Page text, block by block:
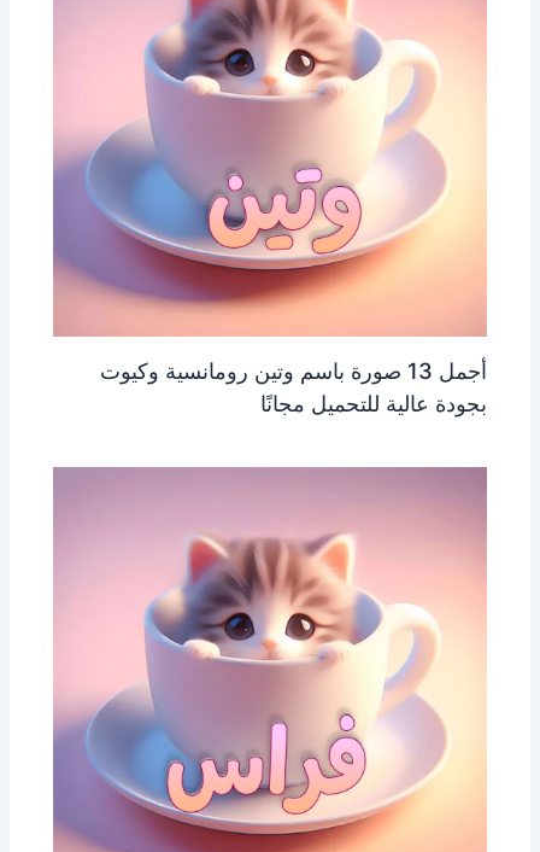
أجمل 13 صورة باسم وتين رومانسية وكيوت
بجودة عالية للتحميل مجانًا